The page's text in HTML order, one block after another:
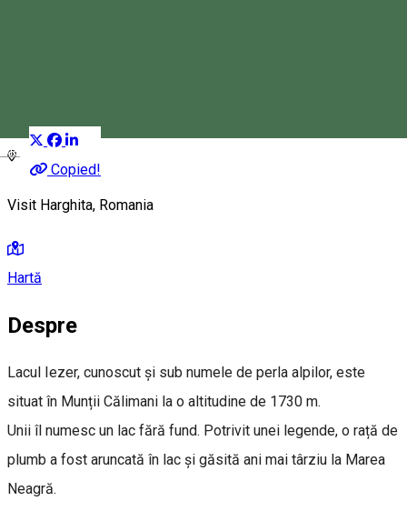
Magyar
Copied!
Visit Harghita, Romania
Hartă
Despre
Lacul Iezer, cunoscut și sub numele de perla alpilor, este
situat în Munții Călimani la o altitudine de 1730 m.
Unii îl numesc un lac fără fund. Potrivit unei legende, o rață de
plumb a fost aruncată în lac și găsită ani mai târziu la Marea
Neagră.